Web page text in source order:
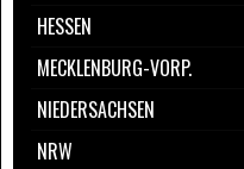
HESSEN
MECKLENBURG-VORP.
NIEDERSACHSEN
NRW